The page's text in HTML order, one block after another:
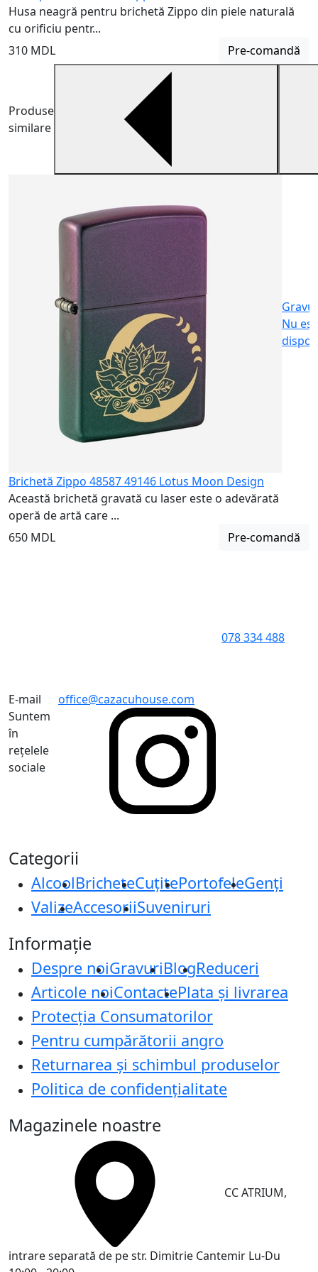
Husa neagră pentru brichetă Zippo din piele naturală
cu orificiu pentr...
310 MDL
Pre-comandă
Produse
similare
Nu
Brichetă Zippo 48587 49146 Lotus Moon Design
Această brichetă gravată cu laser este o adevărată
operă de artă care ...
650 MDL
Pre-comandă
078 334 488
E-mail
office@cazacuhouse.com
Suntem
în
rețelele
sociale
Categorii
AlcoolBricheteCuțitePortofeleGenți
ValizeAccesoriiSuveniruri
Informație
Despre noiGravuriBlogReduceri
Articole noiContactePlata și livrarea
Protecţia Consumatorilor
Pentru cumpărătorii angro
Returnarea și schimbul produselor
Politica de confidențialitate
Magazinele noastre
CC ATRIUM,
intrare separată de pe str. Dimitrie Cantemir Lu-Du